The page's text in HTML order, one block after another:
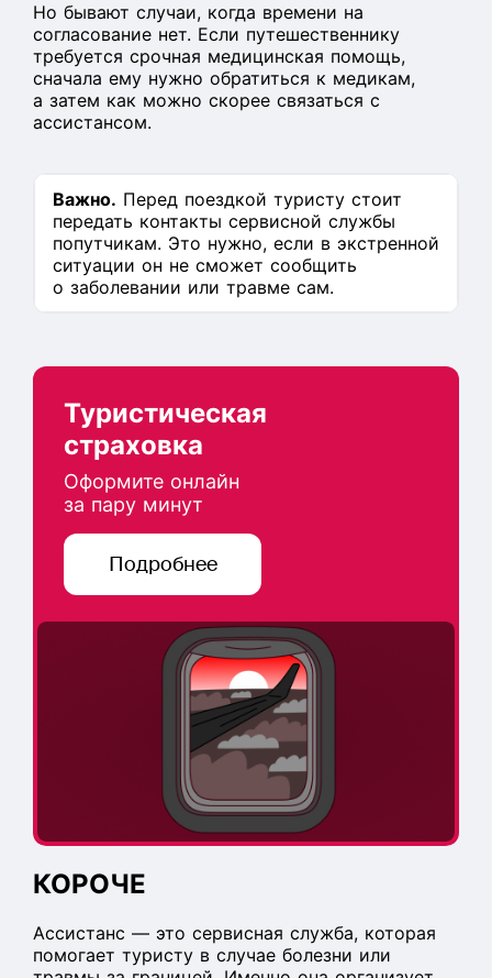
Но бывают случаи, когда времени на
согласование нет. Если путешественнику
требуется срочная медицинская помощь,
сначала ему нужно обратиться к медикам,
а затем как можно скорее связаться с
ассистансом.
Важно. Перед поездкой туристу стоит
передать контакты сервисной службы
попутчикам. Это нужно, если в экстренной
ситуации он не сможет сообщить
о заболевании или травме сам.
Туристическая
страховка
Оформите онлайн
за пару минут
Подробнее
КОРОЧЕ
Ассистанс — это сервисная служба, которая
помогает туристу в случае болезни или